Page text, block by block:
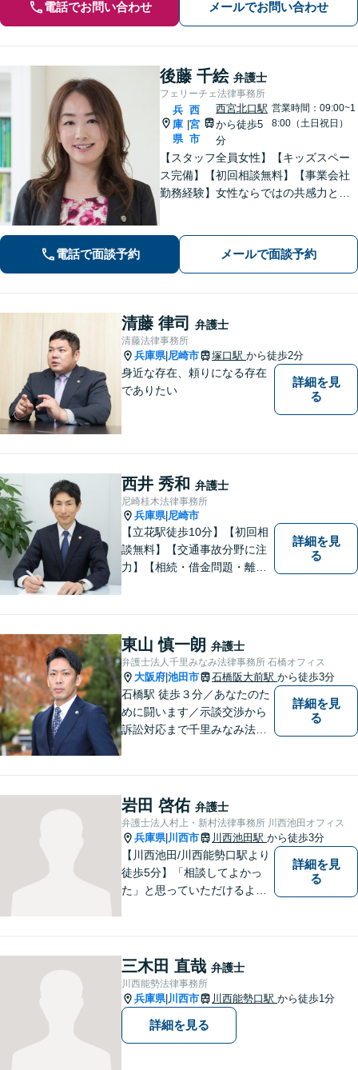
電話でお問い合わせ メールでお問い合わせ
後藤 千絵 弁護士
フェリーチェ法律事務所
兵
庫
県
西
宮
市
西宮北口駅
から徒歩5
分
営業時間：09:00~1
8:00（土日祝日）
【スタッフ全員女性】【キッズスペー
ス完備】【初回相談無料】【事業会社
勤務経験】女性ならではの共感力とコ
利を守ります。特に離婚や相続など家
族の事案が得意です。
電話で面談予約 メールで面談予約
清藤 律司 弁護士
清藤法律事務所
兵庫県| 尼崎市 塚口駅 から徒歩2分
身近な存在、頼りになる存在
でありたい
詳細を見
る
西井 秀和 弁護士
尼崎桂木法律事務所
兵庫県| 尼崎市
【立花駅徒歩10分】【初回相
談無料】【交通事故分野に注
力】【相続・借金問題・離
くご説明し、依頼者様に寄り
添って解決を目指します。
詳細を見
る
東山 慎一朗 弁護士
弁護士法人千里みなみ法律事務所 石橋オフィス
大阪府 池田市 石橋阪大前駅 から徒歩3分
石橋駅 徒歩３分／あなたのた
めに闘います／示談交渉から
訴訟対応まで千里みなみ法律
詳細を見
る
岩田 啓佑 弁護士
弁護士法人村上・新村法律事務所 川西池田オフィス
兵庫県| 川西市 川西池田駅 から徒歩3分
【川西池田/川西能勢口駅より
徒歩5分】「相談してよかっ
た」と思っていただけるよう
ことなく私にご相談くださ
い。
詳細を見
る
三木田 直哉 弁護士
川西能勢法律事務所
兵庫県| 川西市 川西能勢口駅 から徒歩1分
詳細を見る